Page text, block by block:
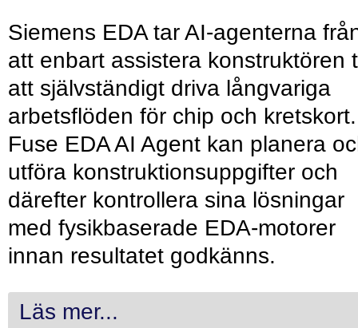
Siemens EDA tar AI-agenterna
att enbart assistera konstruktören
att självständigt driva långvariga
arbetsflöden för chip och kretskort.
Fuse EDA AI Agent kan planera
utföra konstruktionsuppgifter och
därefter kontrollera sina lösningar
med fysikbaserade EDA-motorer
innan resultatet godkänns.
Läs mer...